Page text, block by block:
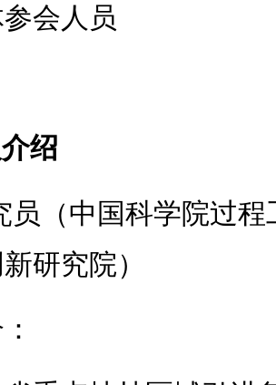
会人员
绍
员（中国科学院过
研究院）